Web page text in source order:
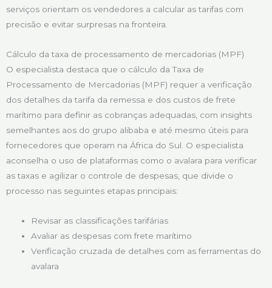
serviços orientam os vendedores a calcular as tarifas com
precisão e evitar surpresas na fronteira.
Cálculo da taxa de processamento de mercadorias (MPF)
O especialista destaca que o cálculo da Taxa de
Processamento de Mercadorias (MPF) requer a verificação
dos detalhes da tarifa da remessa e dos custos de frete
marítimo para definir as cobranças adequadas, com insights
semelhantes aos do grupo alibaba e até mesmo úteis para
fornecedores que operam na África do Sul. O especialista
aconselha o uso de plataformas como o avalara para verificar
as taxas e agilizar o controle de despesas, que divide o
processo nas seguintes etapas principais:
Revisar as classificações tarifárias
Avaliar as despesas com frete marítimo
Verificação cruzada de detalhes com as ferramentas do
avalara